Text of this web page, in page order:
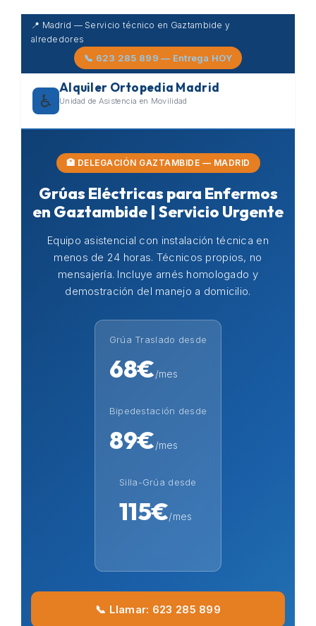
Skip
📍 Madrid — Servicio técnico en Gaztambide y
alrededores
📞 623 285 899 — Entrega HOY
♿
Alquiler Ortopedia Madrid
Unidad de Asistencia en Movilidad
🏥 DELEGACIÓN GAZTAMBIDE — MADRID
Grúas Eléctricas para Enfermos
en Gaztambide | Servicio Urgente
Equipo asistencial con instalación técnica en
menos de 24 horas. Técnicos propios, no
mensajería. Incluye arnés homologado y
demostración del manejo a domicilio.
Grúa Traslado desde
68€/mes
Bipedestación desde
89€/mes
Silla-Grúa desde
115€/mes
📞 Llamar: 623 285 899